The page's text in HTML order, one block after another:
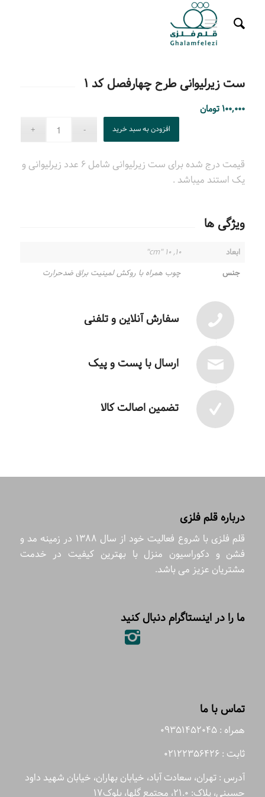
ست زیرلیوانی طرح چهارفصل کد ۱
۱۰۰,۰۰۰ تومان
افزودن به سبد خرید
قیمت درج شده برای ست زیرلیوانی شامل ۶ عدد زیرلیوانی و
یک استند میباشد .
ویژگی ها
ابعاد
۱۰, ۱۰ "cm"
جنس
چوب همراه با روکش لمینیت براق ضدحرارت
سفارش آنلاین و تلفنی
ارسال با پست و پیک
تضمین اصالت کالا
درباره قلم فلزی
قلم فلزی با شروع فعالیت خود از سال 1388 در زمینه مد و
فشن و دکوراسیون منزل با بهترین کیفیت در خدمت
مشتریان عزیز می باشد.
ما را در اینستاگرام دنبال کنید
تماس با ما
همراه : 09351452045
ثابت : 02122356426
آدرس : تهران، سعادت آباد، خیابان بهاران، خیابان شهید داود
حسینی، پلاک: 21.0، مجتمع گلها، بلوک17